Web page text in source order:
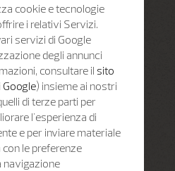
cookie e tecnologie
i relativi Servizi.
servizi di Google
degli annunci
consultare il sito
Google) insieme ai nostri
di terze parti per
l'esperienza di
e per inviare materiale
le preferenze
navigazione